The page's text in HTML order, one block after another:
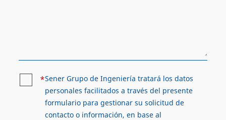
*Sener Grupo de Ingeniería tratará los datos
personales facilitados a través del presente
formulario para gestionar su solicitud de
contacto o información, en base al